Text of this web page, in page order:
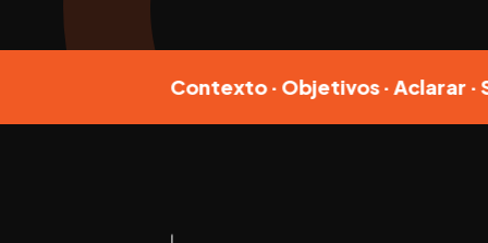
Contexto · Objetivos · Aclarar ·